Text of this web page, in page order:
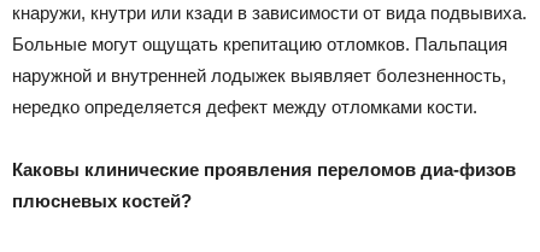
кнаружи, кнутри или кзади в зависимости от вида подвывиха.
Больные могут ощущать крепитацию отломков. Пальпация
наружной и внутренней лодыжек выявляет болезненность,
нередко определяется дефект между отломками кости.
Каковы клинические проявления переломов диа-физов
плюсневых костей?